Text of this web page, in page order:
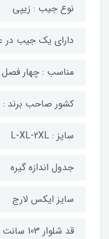
نوع جیب : زیپی
دارای یک جیب در
مناسب : چهار فصل
کشور صاحب برند :
سایز : L-XL-2XL
جدول اندازه گیره
سایز ایکس لارج
قد شلوار 103 سانت